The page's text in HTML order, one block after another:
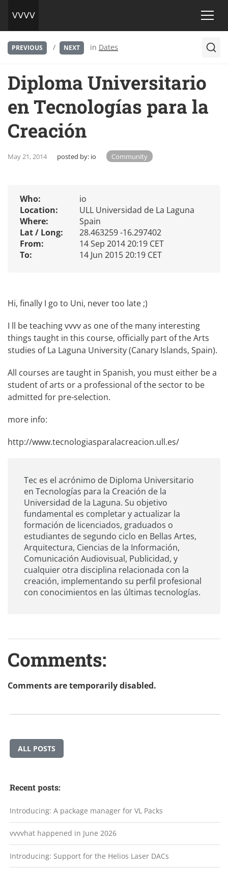
PREVIOUS / NEXT in Dates
Diploma Universitario
en Tecnologías para la
Creación
May 21, 2014 posted by: io Community
Who:
io
Location:
ULL Universidad de La Laguna
Where:
Spain
Lat / Long:
28.463259 -16.297402
From:
14 Sep 2014 20:19 CET
To:
14 Jun 2015 20:19 CET
Hi, finally I go to Uni, never too late ;)
I ll be teaching vvvv as one of the many interesting
things taught in this course, officially part of the Arts
studies of La Laguna University (Canary Islands, Spain).
All courses are taught in Spanish, you must either be a
student of arts or a professional of the sector to be
admitted for pre-selection.
more info:
http://www.tecnologiasparalacreacion.ull.es/
Tec es el acrónimo de Diploma Universitario
en Tecnologías para la Creación de la
Universidad de la Laguna. Su objetivo
fundamental es completar y actualizar la
formación de licenciados, graduados o
estudiantes de segundo ciclo en Bellas Artes,
Arquitectura, Ciencias de la Información,
Comunicación Audiovisual, Publicidad, y
cualquier otra disciplina relacionada con la
creación, implementando su perfil profesional
con conocimientos en las últimas tecnologías.
Comments:
Comments are temporarily disabled.
ALL POSTS
Recent posts:
Introducing: A package manager for VL Packs
vvvvhat happened in June 2026
Introducing: Support for the Helios Laser DACs